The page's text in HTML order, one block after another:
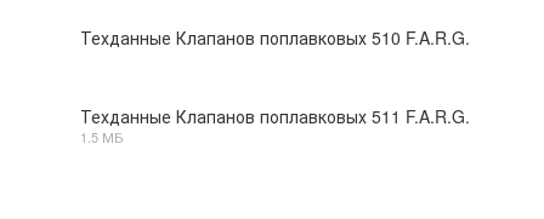
Техданные Клапанов поплавковых 510 F.A.R.G.
Техданные Клапанов поплавковых 511 F.A.R.G.
1.5 МБ